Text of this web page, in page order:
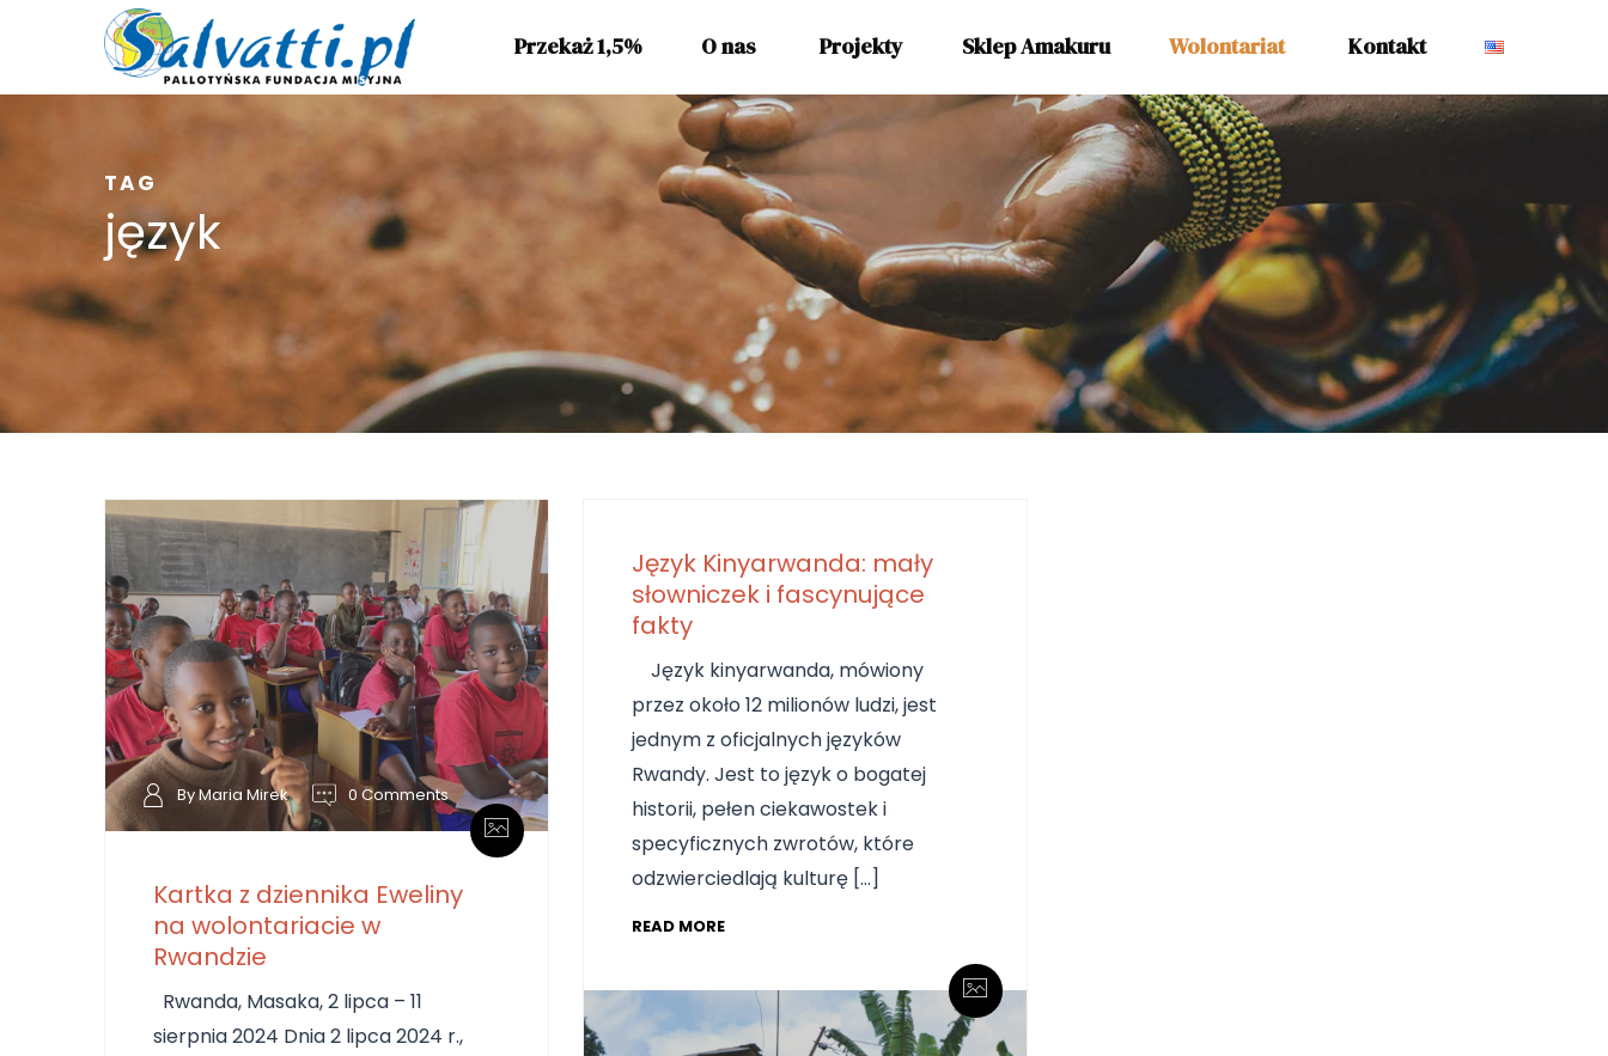
Przekaż 1,5% O nas Projekty Sklep Amakuru Wolontariat Kontakt
TAG
język
By Maria Mirek 0 Comments
Kartka z dziennika Eweliny
na wolontariacie w
Rwandzie
Rwanda, Masaka, 2 lipca – 11
sierpnia 2024 Dnia 2 lipca 2024 r.,
Język Kinyarwanda: mały
słowniczek i fascynujące
fakty
Język kinyarwanda, mówiony
przez około 12 milionów ludzi, jest
jednym z oficjalnych języków
Rwandy. Jest to język o bogatej
historii, pełen ciekawostek i
specyficznych zwrotów, które
odzwierciedlają kulturę […]
READ MORE